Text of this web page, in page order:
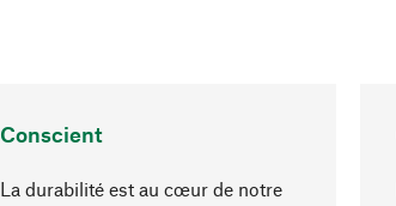
Conscient
La durabilité est au cœur de notre